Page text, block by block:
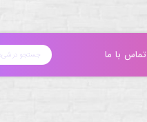
تماس با ما